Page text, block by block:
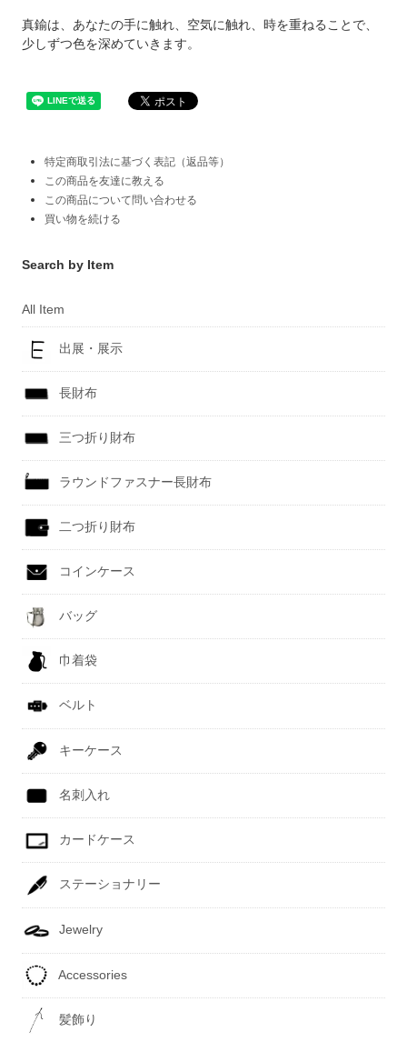
真鍮は、あなたの手に触れ、空気に触れ、時を重ねることで、
少しずつ色を深めていきます。
特定商取引法に基づく表記（返品等）
この商品を友達に教える
この商品について問い合わせる
買い物を続ける
Search by Item
All Item
出展・展示
長財布
三つ折り財布
ラウンドファスナー長財布
二つ折り財布
コインケース
バッグ
巾着袋
ベルト
キーケース
名刺入れ
カードケース
ステーショナリー
Jewelry
Accessories
髪飾り